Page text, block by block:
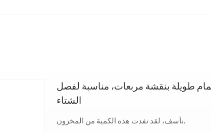
طويلة بنقشة مربعات، مناسبة لفصل
الشتاء
نأسف، لقد نفدت هذه الكمية من المخزون.